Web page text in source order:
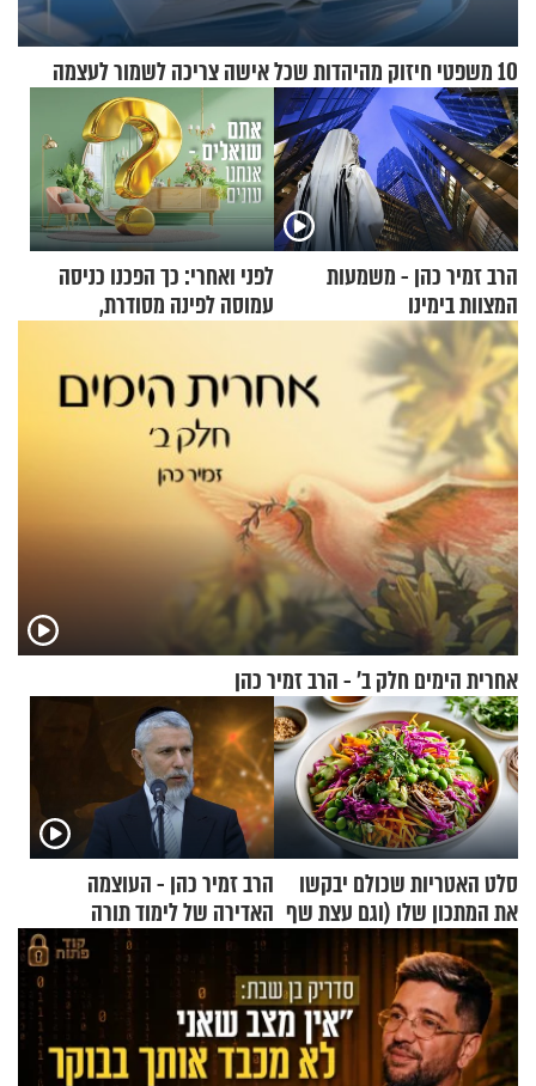
10 משפטי חיזוק מהיהדות שכל אישה צריכה לשמור לעצמה
הרב זמיר כהן - משמעות
המצוות בימינו
לפני ואחרי: כך הפכנו כניסה
עמוסה לפינה מסודרת,
אחרית הימים חלק ב’ - הרב זמיר כהן
סלט האטריות שכולם יבקשו
את המתכון שלו (וגם עצת שף
להגשת הרוטב)
הרב זמיר כהן - העוצמה
האדירה של לימוד תורה